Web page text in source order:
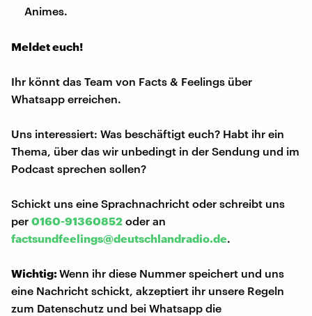
Animes.
Meldet euch!
Ihr könnt das Team von Facts & Feelings über
Whatsapp erreichen.
Uns interessiert: Was beschäftigt euch? Habt ihr ein
Thema, über das wir unbedingt in der Sendung und im
Podcast sprechen sollen?
Schickt uns eine Sprachnachricht oder schreibt uns
per 0160-91360852 oder an
factsundfeelings@deutschlandradio.de.
Wichtig:Wenn ihr diese Nummer speichert und uns
eine Nachricht schickt, akzeptiert ihr unsere Regeln
zum Datenschutz und bei Whatsapp die